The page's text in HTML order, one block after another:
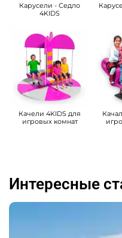
Карусели - Седло
4KIDS
Качели 4KIDS для
игровых комнат
Интересные